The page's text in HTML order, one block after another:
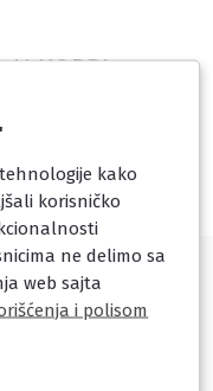
U KORPI...
→
kako
korisničko
ne delimo sa
web sajta
i polisom